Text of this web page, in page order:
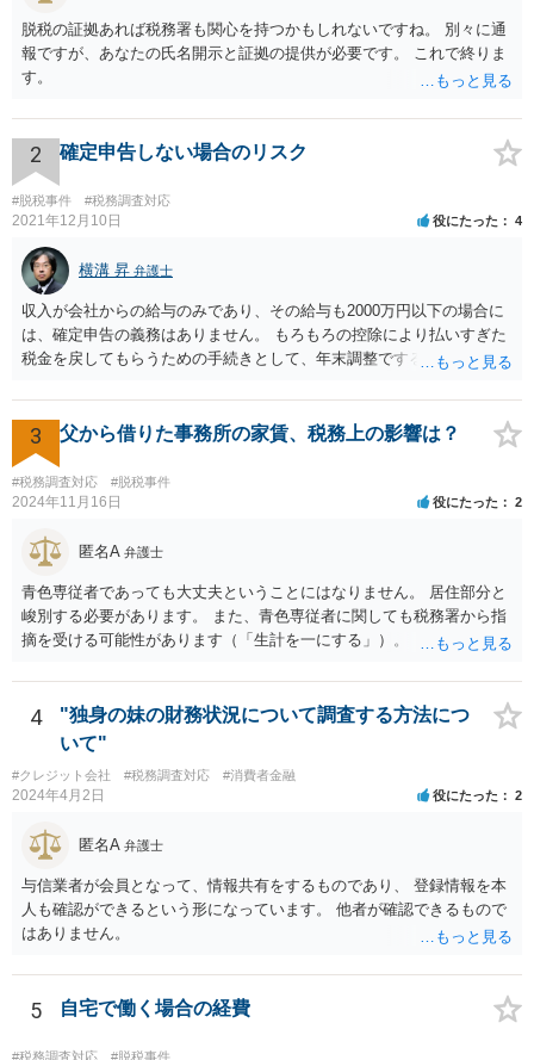
脱税の証拠あれば税務署も関心を持つかもしれないですね。 別々に通
報ですが、あなたの氏名開示と証拠の提供が必要です。 これで終りま
す。
2 確定申告しない場合のリスク
#脱税事件 #税務調査対応
2021年12月10日 役にたった 4
横溝 昇 弁護士
収入が会社からの給与のみであり、その給与も2000万円以下の場合に
は、確定申告の義務はありません。 もろもろの控除により払いすぎた
税金を戻してもらうための手続きとして、年末調整でするのか、確定
する義務がある場合で確定申告をしなかった場合には、税務署の調査
等があり、本来払うべき税金にプラスして加算税の処分を科される場
合もあります。 高額なものでもない限り単なる無申告だけでは直ちに
逮捕されないとは思います。
3 父から借りた事務所の家賃、税務上の影響は？
#税務調査対応 #脱税事件
2024年11月16日 役にたった 2
匿名A 弁護士
青色専従者であっても大丈夫ということにはなりません。 居住部分と
峻別する必要があります。 また、青色専従者に関しても税務署から指
摘を受ける可能性があります（「生計を一にする」）。
4
"独身の妹の財務状況について調査する方法につ
いて"
#クレジット会社 #税務調査対応 #消費者金融
2024年4月2日 役にたった 2
匿名A 弁護士
与信業者が会員となって、情報共有をするものであり、 登録情報を本
人も確認ができるという形になっています。 他者が確認できるもので
はありません。
5 自宅で働く場合の経費
#税務調査対応 #脱税事件